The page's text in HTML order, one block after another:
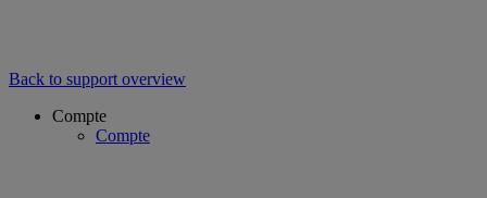
Back to support overview
Compte
Compte